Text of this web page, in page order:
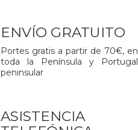
ENVÍO GRATUITO
Portes gratis a partir de 70€, en
toda la Península y Portugal
peninsular
ASISTENCIA